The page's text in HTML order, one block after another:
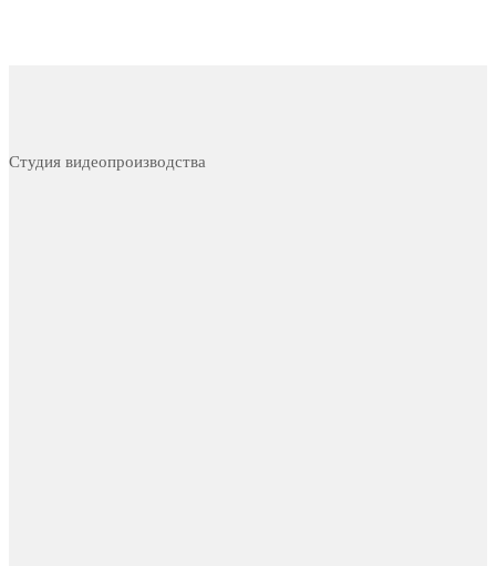
Студия видеопроизводства